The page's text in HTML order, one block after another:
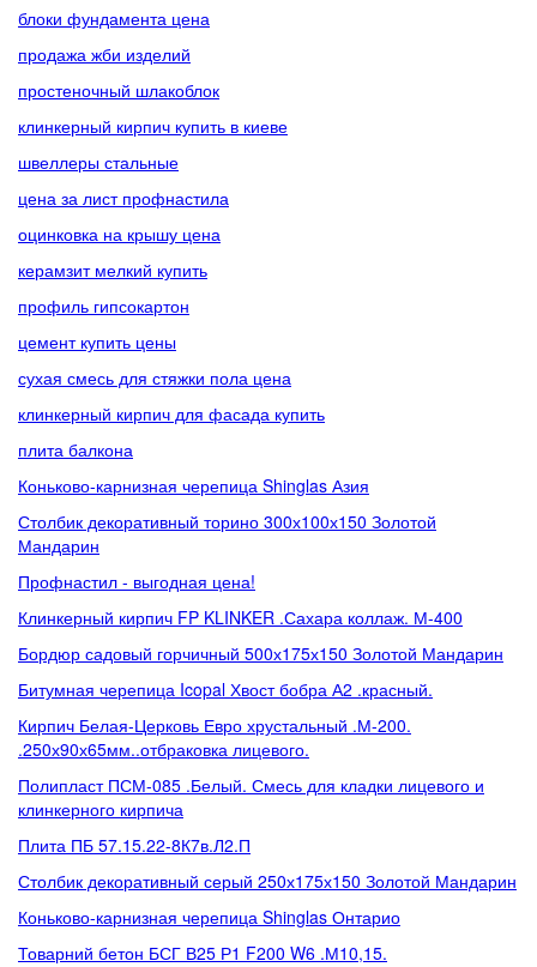
блоки фундамента цена
продажа жби изделий
простеночный шлакоблок
клинкерный кирпич купить в киеве
швеллеры стальные
цена за лист профнастила
оцинковка на крышу цена
керамзит мелкий купить
профиль гипсокартон
цемент купить цены
сухая смесь для стяжки пола цена
клинкерный кирпич для фасада купить
плита балкона
Коньково-карнизная черепица Shinglas Азия
Столбик декоративный торино 300х100х150 Золотой
Мандарин
Профнастил - выгодная цена!
Клинкерный кирпич FP KLINKER .Сахара коллаж. М-400
Бордюр садовый горчичный 500х175х150 Золотой Мандарин
Битумная черепица Icopal Хвост бобра А2 .красный.
Кирпич Белая-Церковь Евро хрустальный .М-200.
.250х90х65мм..отбраковка лицевого.
Полипласт ПСМ-085 .Белый. Смесь для кладки лицевого и
клинкерного кирпича
Плита ПБ 57.15.22-8К7в.Л2.П
Столбик декоративный серый 250х175х150 Золотой Мандарин
Коньково-карнизная черепица Shinglas Онтарио
Товарний бетон БСГ В25 Р1 F200 W6 .М10,15.